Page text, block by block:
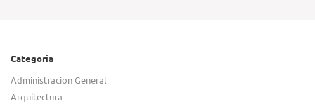
Categoria
Administracion General
Arquitectura